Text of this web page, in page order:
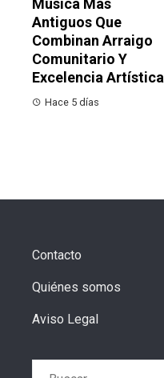
Antiguos Que
Combinan Arraigo
Comunitario Y
Excelencia Artística
Hace 5 días
Contacto
Quiénes somos
Aviso Legal